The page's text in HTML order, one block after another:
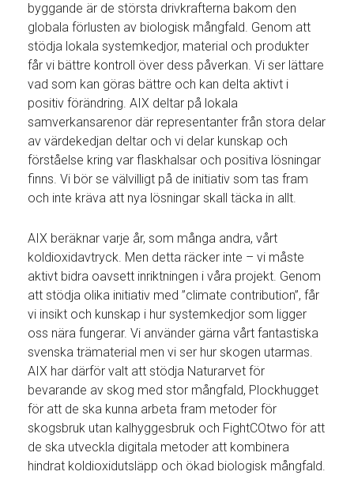
byggande är de största drivkrafterna bakom den
globala förlusten av biologisk mångfald. Genom att
stödja lokala systemkedjor, material och produkter
får vi bättre kontroll över dess påverkan. Vi ser lättare
vad som kan göras bättre och kan delta aktivt i
positiv förändring. AIX deltar på lokala
samverkansarenor där representanter från stora delar
av värdekedjan deltar och vi delar kunskap och
förståelse kring var flaskhalsar och positiva lösningar
finns. Vi bör se välvilligt på de initiativ som tas fram
och inte kräva att nya lösningar skall täcka in allt.
AIX beräknar varje år, som många andra, vårt
koldioxidavtryck. Men detta räcker inte – vi måste
aktivt bidra oavsett inriktningen i våra projekt. Genom
att stödja olika initiativ med ”climate contribution”, får
vi insikt och kunskap i hur systemkedjor som ligger
oss nära fungerar. Vi använder gärna vårt fantastiska
svenska trämaterial men vi ser hur skogen utarmas.
AIX har därför valt att stödja Naturarvet för
bevarande av skog med stor mångfald, Plockhugget
för att de ska kunna arbeta fram metoder för
skogsbruk utan kalhyggesbruk och FightCOtwo för att
de ska utveckla digitala metoder att kombinera
hindrat koldioxidutsläpp och ökad biologisk mångfald.